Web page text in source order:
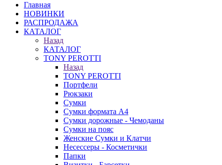
Главная
НОВИНКИ
РАСПРОДАЖА
КАТАЛОГ
Назад
КАТАЛОГ
TONY PEROTTI
Назад
TONY PEROTTI
Портфели
Рюкзаки
Сумки
Сумки формата А4
Сумки дорожные - Чемоданы
Сумки на пояс
Женские Сумки и Клатчи
Несессеры - Косметички
Папки